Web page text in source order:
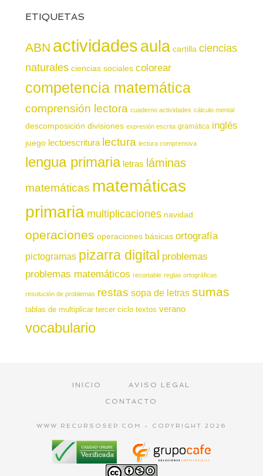
ETIQUETAS
ABN actividadesaula cartilla ciencias
naturales ciencias sociales colorear
competencia matemática
comprensión lectora cuaderno actividades cálculo mental
descomposición divisiones expresión escrita gramática inglés
juego lectoescritura lectura lectura comprensiva
lengua primaria letras láminas
matemáticas matemáticas
primaria multiplicaciones navidad
operaciones operaciones básicas ortografía
pictogramas pizarra digital problemas
problemas matemáticos recortable reglas ortográficas
resolución de problemas restas sopa de letras sumas
tablas de multiplicar tercer ciclo textos verano
vocabulario
INICIO
AVISO LEGAL
CONTACTO
WWW.RECURSOSEP.COM - COPYRIGHT 2026